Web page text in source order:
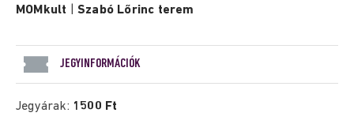
MOMkult |Szabó Lőrinc terem
JEGYINFORMÁCIÓK
Jegyárak: 1500 Ft